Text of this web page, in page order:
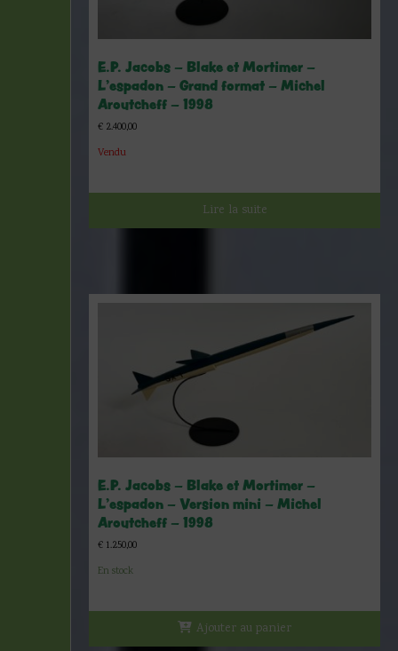
E.P. Jacobs – Blake et Mortimer –
L’espadon – Grand format – Michel
Aroutcheff – 1998
€ 2.400,00
Vendu
Lire la suite
E.P. Jacobs – Blake et Mortimer –
L’espadon – Version mini – Michel
Aroutcheff – 1998
€ 1.250,00
En stock
Ajouter au panier